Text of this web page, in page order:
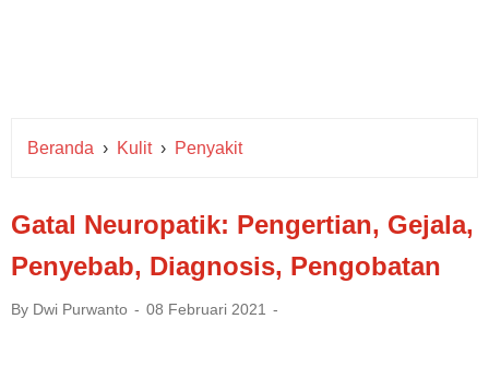
Beranda › Kulit › Penyakit
Gatal Neuropatik: Pengertian, Gejala,
Penyebab, Diagnosis, Pengobatan
By Dwi Purwanto 08 Februari 2021